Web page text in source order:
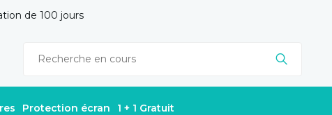
de 100 jours
Protection écran 1 + 1 Gratuit